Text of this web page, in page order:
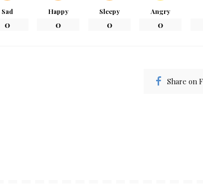
Sad
0
Happy
0
Sleepy
0
Angry
0
Share on